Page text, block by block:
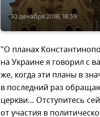
30 декабря 2018, 18:39
"О планах
на Украине я говорил с
же, когда эти планы в
в последний раз
церкви… Отступитесь
от участия в